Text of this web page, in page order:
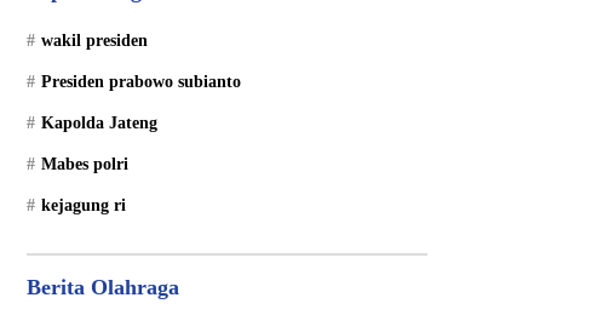
wakil presiden
Presiden prabowo subianto
Kapolda Jateng
Mabes polri
kejagung ri
Berita Olahraga